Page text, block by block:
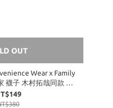
OUT
Wear x Family
襪子 木村拓哉同款 厚
筒襪 綠藍條紋